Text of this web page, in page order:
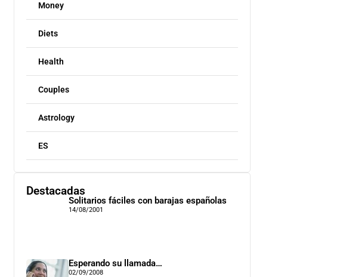
Money
Diets
Health
Couples
Astrology
ES
Destacadas
Solitarios fáciles con barajas españolas
14/08/2001
Esperando su llamada…
02/09/2008